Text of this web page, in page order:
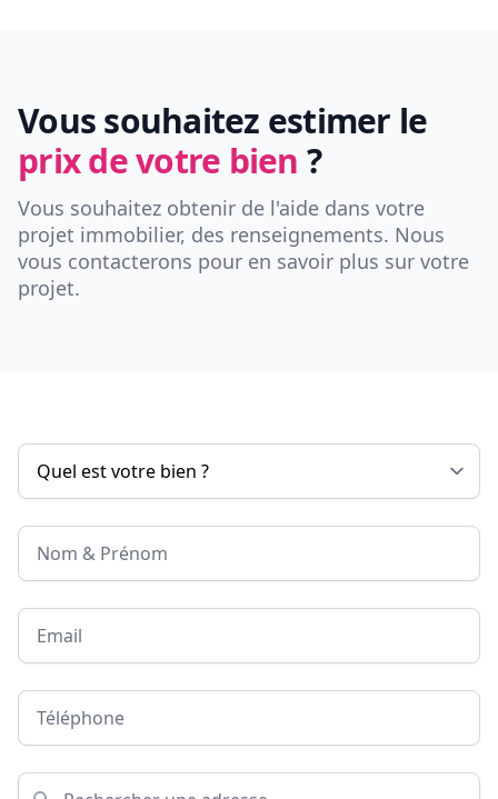
Vous souhaitez estimer le
prix de votre bien ?
Vous souhaitez obtenir de l'aide dans votre
projet immobilier, des renseignements. Nous
vous contacterons pour en savoir plus sur votre
projet.
Nom & Prénom
Email
Téléphone
Adresse